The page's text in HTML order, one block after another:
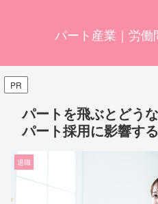
パート産業｜労
PR
パートを飛ぶとどう
パート採用に影響す
退職